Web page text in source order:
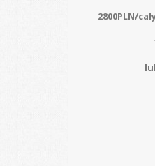
2800PLN/